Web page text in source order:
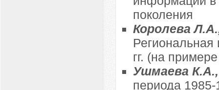
поколения
Королева
гг. (на
Ушмаева
периода 1985-